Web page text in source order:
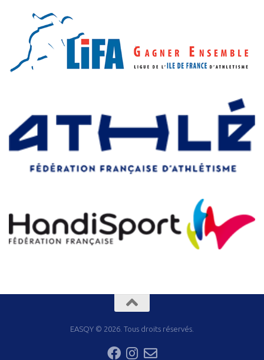
EASQY © 2026. Tous droits réservés.